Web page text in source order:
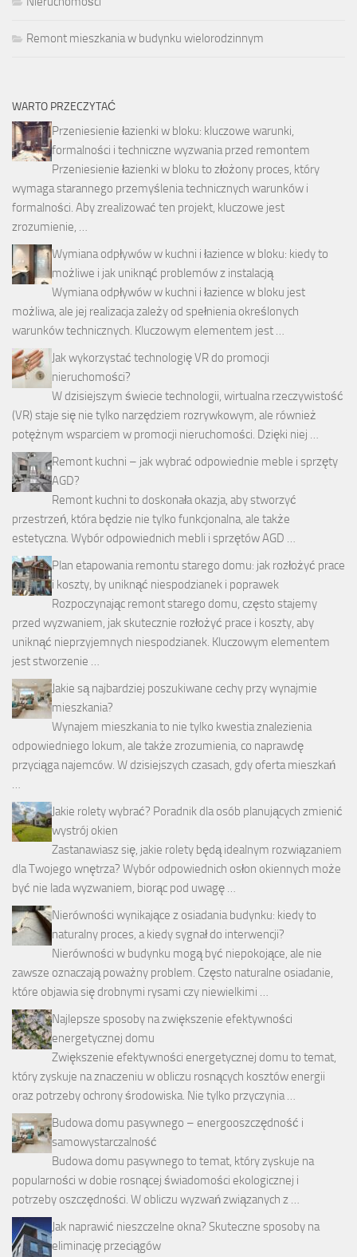
Remont mieszkania w budynku wielorodzinnym
WARTO PRZECZYTAĆ
Przeniesienie łazienki w bloku: kluczowe warunki,
formalności i techniczne wyzwania przed remontem
Przeniesienie łazienki w bloku to złożony proces, który
wymaga starannego przemyślenia technicznych warunków i
formalności. Aby zrealizować ten projekt, kluczowe jest
zrozumienie, …
Wymiana odpływów w kuchni i łazience w bloku: kiedy to
możliwe i jak uniknąć problemów z instalacją
Wymiana odpływów w kuchni i łazience w bloku jest
możliwa, ale jej realizacja zależy od spełnienia określonych
warunków technicznych. Kluczowym elementem jest …
Jak wykorzystać technologię VR do promocji
nieruchomości?
W dzisiejszym świecie technologii, wirtualna rzeczywistość
(VR) staje się nie tylko narzędziem rozrywkowym, ale również
potężnym wsparciem w promocji nieruchomości. Dzięki niej …
Remont kuchni – jak wybrać odpowiednie meble i sprzęty
AGD?
Remont kuchni to doskonała okazja, aby stworzyć
przestrzeń, która będzie nie tylko funkcjonalna, ale także
estetyczna. Wybór odpowiednich mebli i sprzętów AGD …
Plan etapowania remontu starego domu: jak rozłożyć prace
i koszty, by uniknąć niespodzianek i poprawek
Rozpoczynając remont starego domu, często stajemy
przed wyzwaniem, jak skutecznie rozłożyć prace i koszty, aby
uniknąć nieprzyjemnych niespodzianek. Kluczowym elementem
jest stworzenie …
Jakie są najbardziej poszukiwane cechy przy wynajmie
mieszkania?
Wynajem mieszkania to nie tylko kwestia znalezienia
odpowiedniego lokum, ale także zrozumienia, co naprawdę
przyciąga najemców. W dzisiejszych czasach, gdy oferta mieszkań
…
Jakie rolety wybrać? Poradnik dla osób planujących zmienić
wystrój okien
Zastanawiasz się, jakie rolety będą idealnym rozwiązaniem
dla Twojego wnętrza? Wybór odpowiednich osłon okiennych może
być nie lada wyzwaniem, biorąc pod uwagę …
Nierówności wynikające z osiadania budynku: kiedy to
naturalny proces, a kiedy sygnał do interwencji?
Nierówności w budynku mogą być niepokojące, ale nie
zawsze oznaczają poważny problem. Często naturalne osiadanie,
które objawia się drobnymi rysami czy niewielkimi …
Najlepsze sposoby na zwiększenie efektywności
energetycznej domu
Zwiększenie efektywności energetycznej domu to temat,
który zyskuje na znaczeniu w obliczu rosnących kosztów energii
oraz potrzeby ochrony środowiska. Nie tylko przyczynia …
Budowa domu pasywnego – energooszczędność i
samowystarczalność
Budowa domu pasywnego to temat, który zyskuje na
popularności w dobie rosnącej świadomości ekologicznej i
potrzeby oszczędności. W obliczu wyzwań związanych z …
Jak naprawić nieszczelne okna? Skuteczne sposoby na
eliminację przeciągów